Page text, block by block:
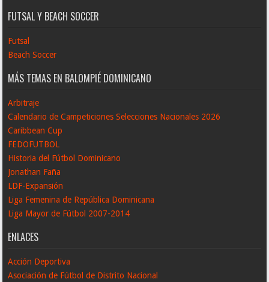
FUTSAL Y BEACH SOCCER
Futsal
Beach Soccer
MÁS TEMAS EN BALOMPIÉ DOMINICANO
Arbitraje
Calendario de Campeticiones Selecciones Nacionales 2026
Caribbean Cup
FEDOFUTBOL
Historia del Fútbol Dominicano
Jonathan Faña
LDF-Expansión
Liga Femenina de República Dominicana
Liga Mayor de Fútbol 2007-2014
ENLACES
Acción Deportiva
Asociación de Fútbol de Distrito Nacional